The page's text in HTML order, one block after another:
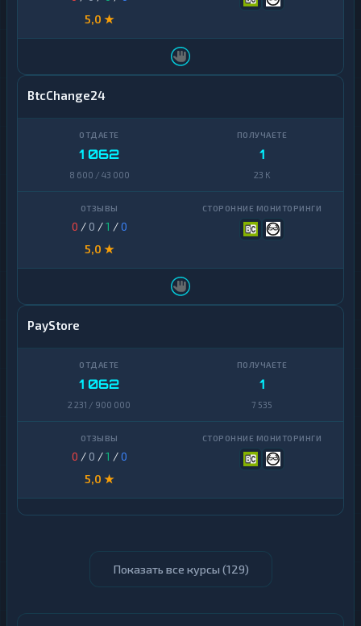
5,0 ★
BtcChange24
1 062
8 600 / 43 000
1
23 K
0 / 0 /1 /0
5,0 ★
PayStore
1 062
2 231 / 900 000
1
7 535
0 / 0 /1 /0
5,0 ★
Показать все курсы (129)